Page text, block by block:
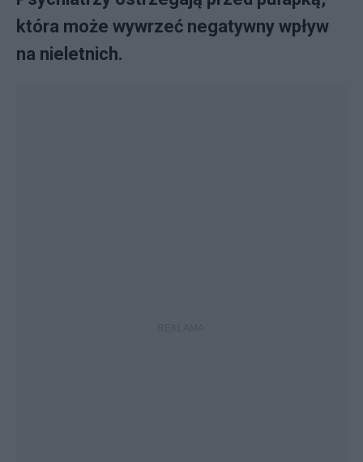
która może wywrzeć negatywny wpływ
na nieletnich.